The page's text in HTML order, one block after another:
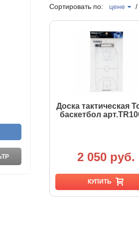
Сортировать по: цене
Доска тактическая
баскетбол
2 050 руб.
КУПИТЬ